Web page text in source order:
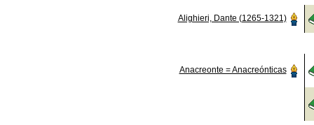
Alighieri, Dante (1265-1321)
Anacreonte = Anacreónticas